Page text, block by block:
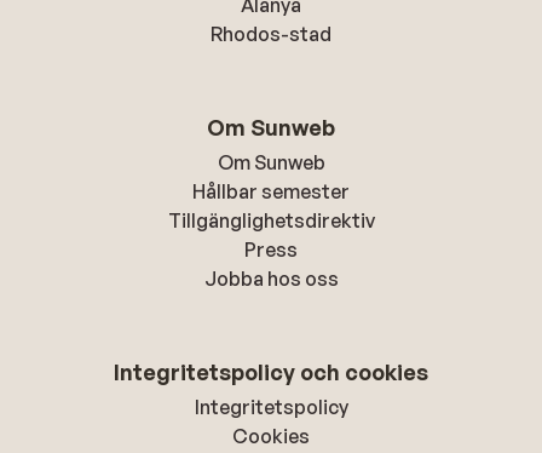
Alanya
Rhodos-stad
Om Sunweb
Om Sunweb
Hållbar semester
Tillgänglighetsdirektiv
Press
Jobba hos oss
Integritetspolicy och cookies
Integritetspolicy
Cookies